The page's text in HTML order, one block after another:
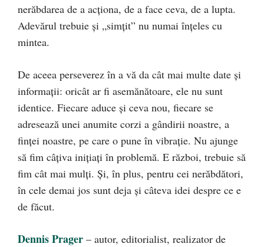
nerăbdarea de a acţiona, de a face ceva, de a lupta.
Adevărul trebuie şi „simţit” nu numai înţeles cu
mintea.
De aceea perseverez în a vă da cât mai multe date şi
informaţii: oricât ar fi asemănătoare, ele nu sunt
identice. Fiecare aduce şi ceva nou, fiecare se
adresează unei anumite corzi a gândirii noastre, a
finţei noastre, pe care o pune în vibraţie. Nu ajunge
să fim câţiva iniţiaţi în problemă. E război, trebuie să
fim cât mai mulţi. Şi, în plus, pentru cei nerăbdători,
în cele demai jos sunt deja şi câteva idei despre ce e
de făcut.
Dennis Prager – autor, editorialist, realizator de